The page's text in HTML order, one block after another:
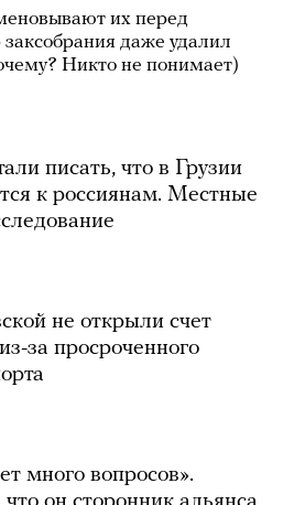
их перед
даже удалил
Никто не понимает)
писать, что в Грузии
к россиянам. Местные
не открыли счет
за просроченного
много вопросов».